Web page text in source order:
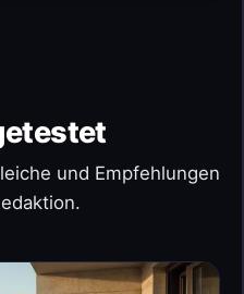
und Empfehlungen